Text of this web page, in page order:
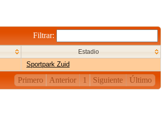
Filtrar:
Estadio
Sportpark Zuid
Primero Anterior 1 Siguiente Último